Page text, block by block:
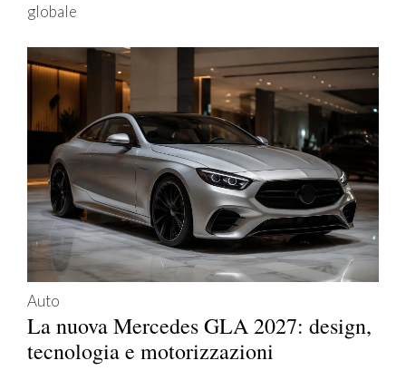
globale
Auto
La nuova Mercedes GLA 2027: design,
tecnologia e motorizzazioni